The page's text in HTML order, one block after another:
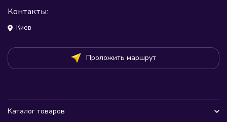
Контакты:
Киев
Проложить маршрут
Каталог товаров